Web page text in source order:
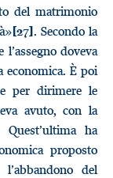
del matrimonio
[27]. Secondo la
doveva
economica. È poi
per dirimere le
avuto, con la
ha
proposto
del